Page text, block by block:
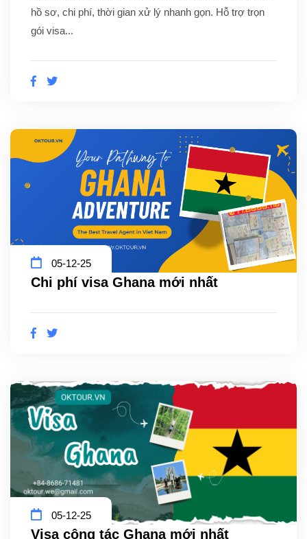
hồ sơ, chi phí, thời gian xử lý nhanh gọn. Hỗ trợ trọn
gói visa...
05-12-25
Chi phí visa Ghana mới nhất
05-12-25
Visa công tác Ghana mới nhất